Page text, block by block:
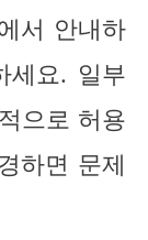
서 안내하
세요. 일부
으로 허용
하면 문제